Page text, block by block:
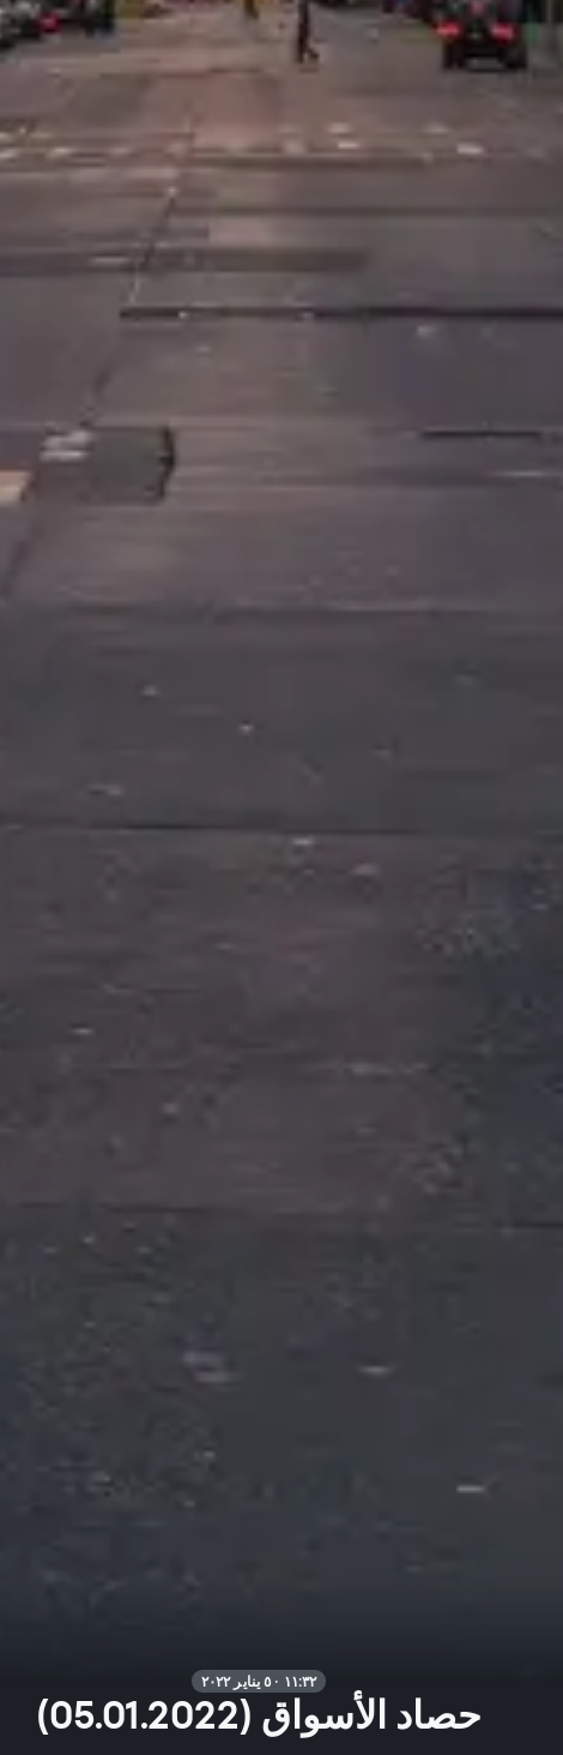
١١:٣٢ · ٥ يناير ٢٠٢٢
حصاد الأسواق (05.01.2022)